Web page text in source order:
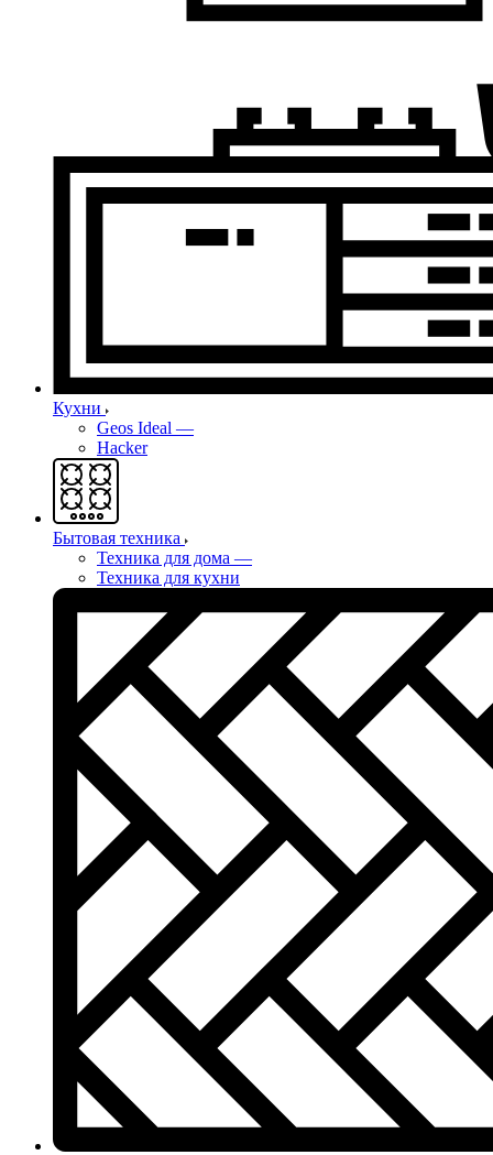
Кухни
Geos Ideal —
Hacker
Бытовая техника
Техника для дома —
Техника для кухни